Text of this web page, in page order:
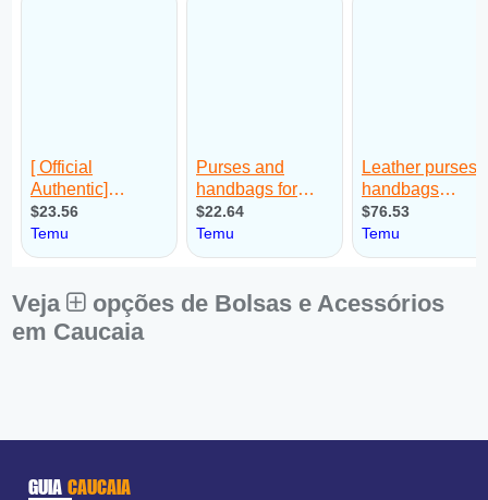
Veja
opções de Bolsas e Acessórios
em Caucaia
GUIA CAUCAIA